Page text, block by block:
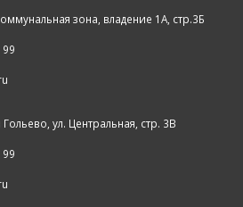
зона, владение 1А, стр.3Б
99
ул. Центральная, стр. 3В
99